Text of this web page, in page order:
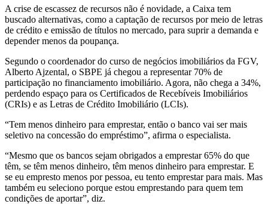
A crise de escassez de recursos não é novidade, a Caixa tem
buscado alternativas, como a captação de recursos por meio de letras
de crédito e emissão de títulos no mercado, para suprir a demanda e
depender menos da poupança.
Segundo o coordenador do curso de negócios imobiliários da FGV,
Alberto Ajzental, o SBPE já chegou a representar 70% de
participação no financiamento imobiliário. Agora, não chega a 34%,
perdendo espaço para os Certificados de Recebíveis Imobiliários
(CRIs) e as Letras de Crédito Imobiliário (LCIs).
“Tem menos dinheiro para emprestar, então o banco vai ser mais
seletivo na concessão do empréstimo”, afirma o especialista.
“Mesmo que os bancos sejam obrigados a emprestar 65% do que
têm, se têm menos dinheiro, têm menos dinheiro para emprestar. E
se eu empresto menos por pessoa, eu tento emprestar para mais. Mas
também eu seleciono porque estou emprestando para quem tem
condições de aportar”, diz.